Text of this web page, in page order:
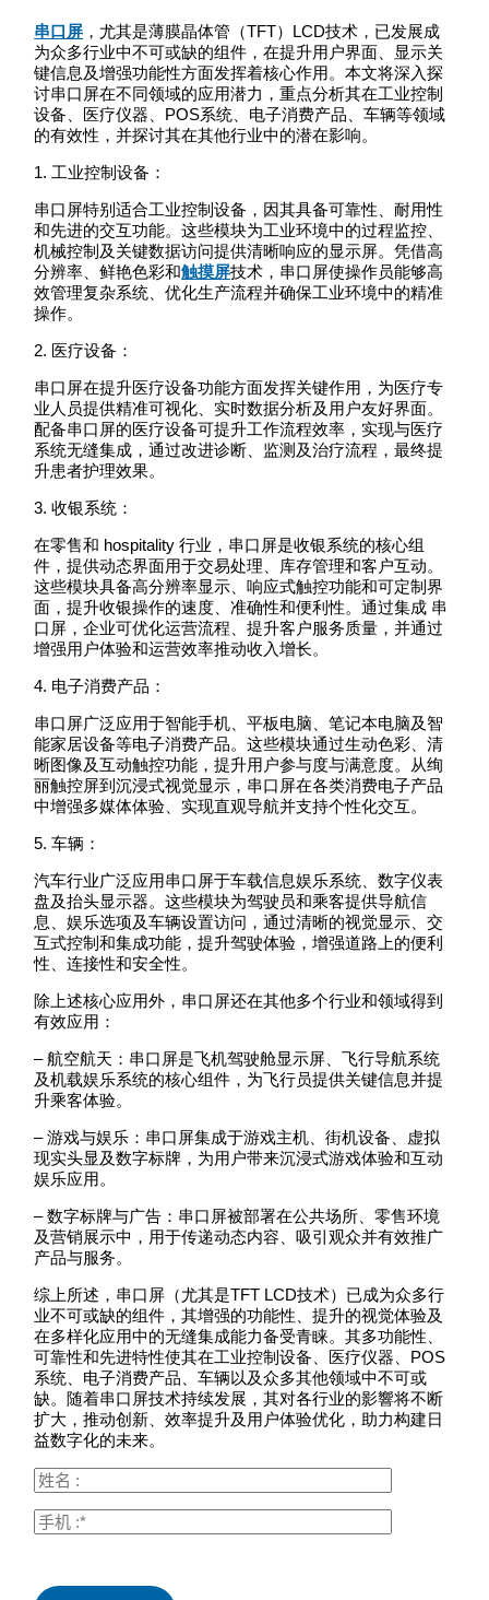
串口屏 ，尤其是薄膜晶体管（TFT）LCD技术，已发展成
为众多行业中不可或缺的组件，在提升用户界面、显示关
键信息及增强功能性方面发挥着核心作用。本文将深入探
讨串口屏在不同领域的应用潜力，重点分析其在工业控制
设备、医疗仪器、POS系统、电子消费产品、车辆等领域
的有效性，并探讨其在其他行业中的潜在影响。
1. 工业控制设备：
串口屏特别适合工业控制设备，因其具备可靠性、耐用性
和先进的交互功能。这些模块为工业环境中的过程监控、
机械控制及关键数据访问提供清晰响应的显示屏。凭借高
分辨率、鲜艳色彩和触摸屏技术，串口屏使操作员能够高
效管理复杂系统、优化生产流程并确保工业环境中的精准
操作。
2. 医疗设备：
串口屏在提升医疗设备功能方面发挥关键作用，为医疗专
业人员提供精准可视化、实时数据分析及用户友好界面。
配备串口屏的医疗设备可提升工作流程效率，实现与医疗
系统无缝集成，通过改进诊断、监测及治疗流程，最终提
升患者护理效果。
3. 收银系统：
在零售和 hospitality 行业，串口屏是收银系统的核心组
件，提供动态界面用于交易处理、库存管理和客户互动。
这些模块具备高分辨率显示、响应式触控功能和可定制界
面，提升收银操作的速度、准确性和便利性。通过集成 串
口屏，企业可优化运营流程、提升客户服务质量，并通过
增强用户体验和运营效率推动收入增长。
4. 电子消费产品：
串口屏广泛应用于智能手机、平板电脑、笔记本电脑及智
能家居设备等电子消费产品。这些模块通过生动色彩、清
晰图像及互动触控功能，提升用户参与度与满意度。从绚
丽触控屏到沉浸式视觉显示，串口屏在各类消费电子产品
中增强多媒体体验、实现直观导航并支持个性化交互。
5. 车辆：
汽车行业广泛应用串口屏于车载信息娱乐系统、数字仪表
盘及抬头显示器。这些模块为驾驶员和乘客提供导航信
息、娱乐选项及车辆设置访问，通过清晰的视觉显示、交
互式控制和集成功能，提升驾驶体验，增强道路上的便利
性、连接性和安全性。
除上述核心应用外，串口屏还在其他多个行业和领域得到
有效应用：
– 航空航天：串口屏是飞机驾驶舱显示屏、飞行导航系统
及机载娱乐系统的核心组件，为飞行员提供关键信息并提
升乘客体验。
– 游戏与娱乐：串口屏集成于游戏主机、街机设备、虚拟
现实头显及数字标牌，为用户带来沉浸式游戏体验和互动
娱乐应用。
– 数字标牌与广告：串口屏被部署在公共场所、零售环境
及营销展示中，用于传递动态内容、吸引观众并有效推广
产品与服务。
综上所述，串口屏（尤其是TFT LCD技术）已成为众多行
业不可或缺的组件，其增强的功能性、提升的视觉体验及
在多样化应用中的无缝集成能力备受青睐。其多功能性、
可靠性和先进特性使其在工业控制设备、医疗仪器、POS
系统、电子消费产品、车辆以及众多其他领域中不可或
缺。随着串口屏技术持续发展，其对各行业的影響将不断
扩大，推动创新、效率提升及用户体验优化，助力构建日
益数字化的未来。